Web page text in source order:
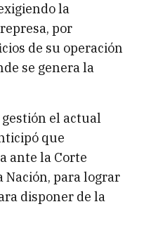
la
por
de su operación
se genera la
el actual
que
ante la Corte
Nación, para lograr
disponer de la